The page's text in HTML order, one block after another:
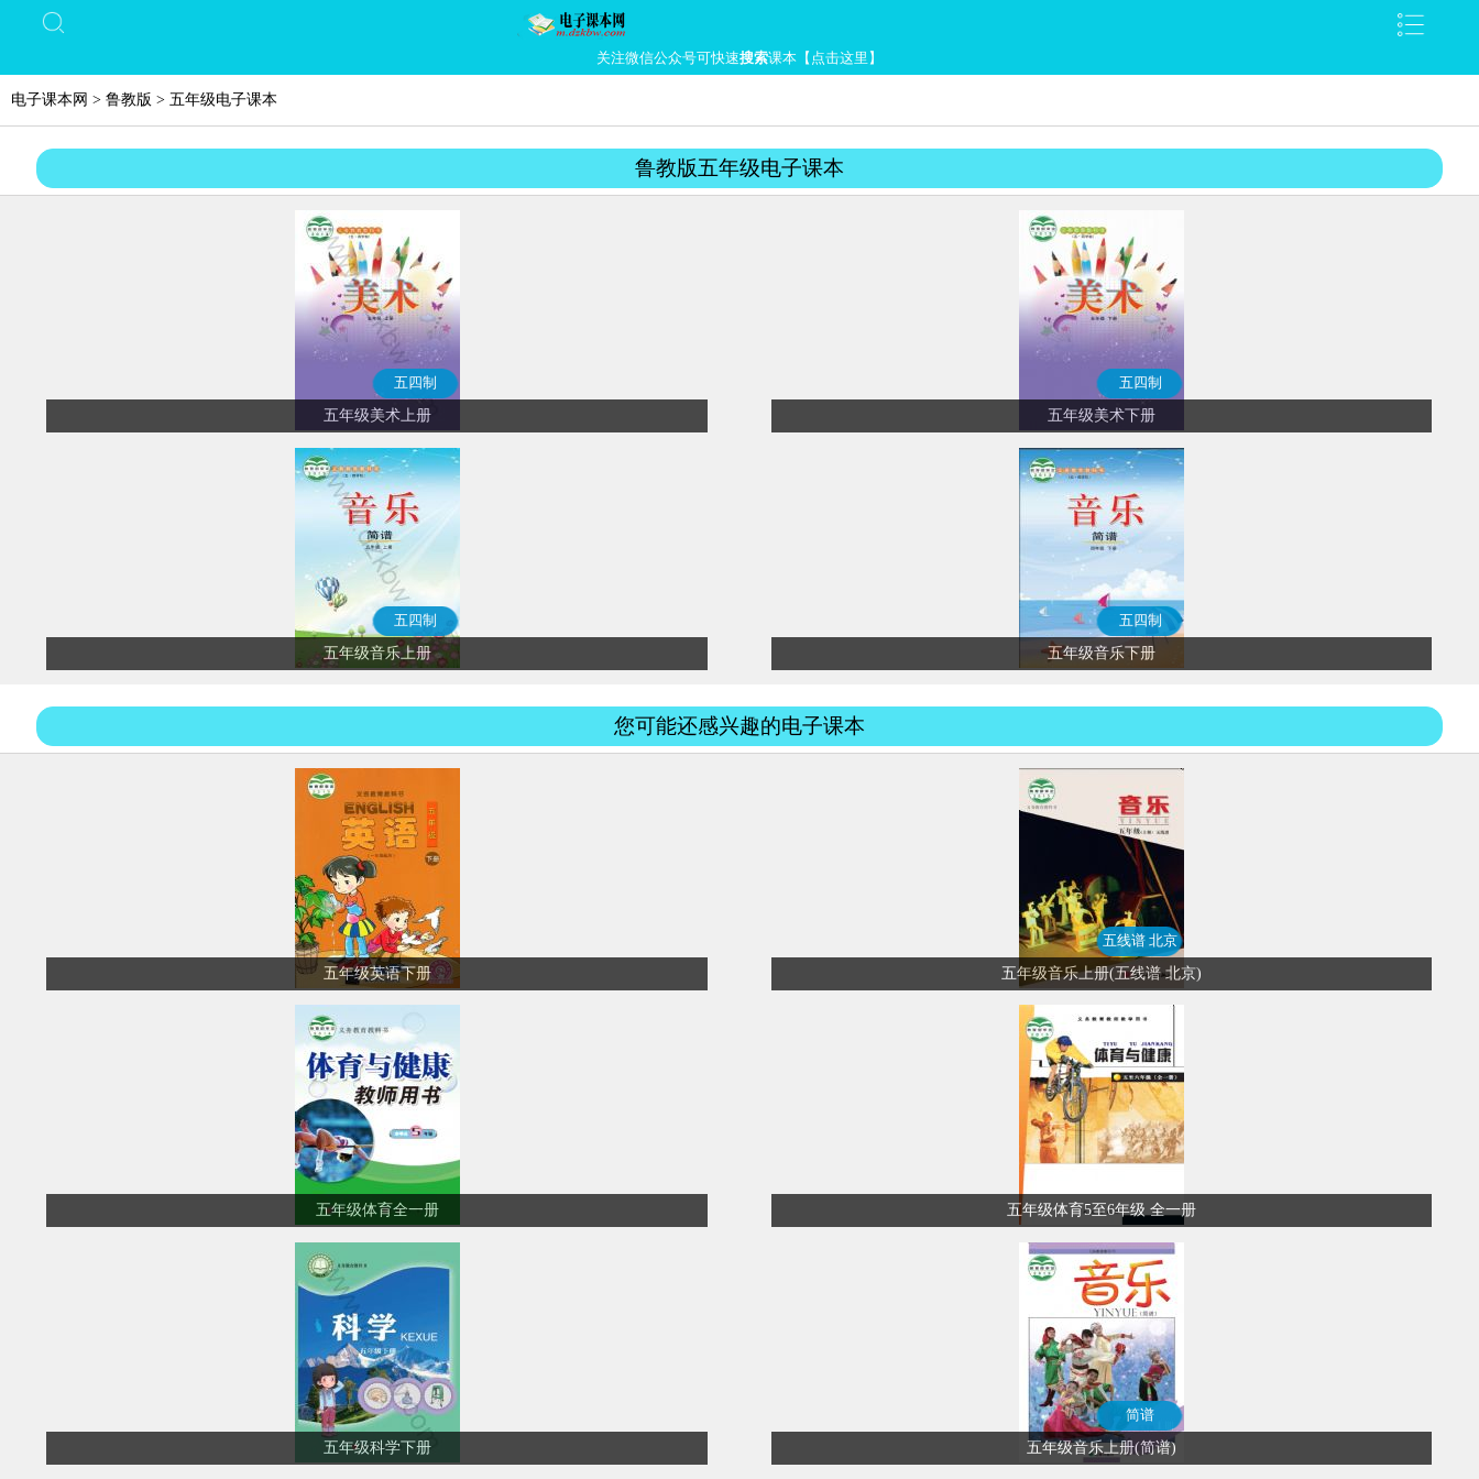
关注微信公众号可快速搜索课本【点击这里】
电子课本网 > 鲁教版 > 五年级电子课本
鲁教版五年级电子课本
五四制
五年级美术上册
五四制
五年级美术下册
五四制
五年级音乐上册
五四制
五年级音乐下册
您可能还感兴趣的电子课本
五年级英语下册
五线谱 北京
五年级音乐上册(五线谱 北京)
五年级体育全一册 五年级体育5至6年级 全一册
五年级科学下册
简谱
五年级音乐上册(简谱)